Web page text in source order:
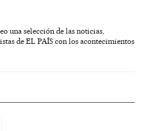
una selección de las noticias,
de EL PAÍS con los acontecimientos